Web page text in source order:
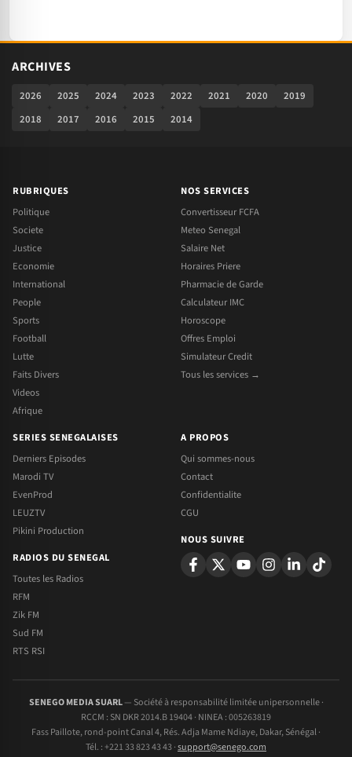
ARCHIVES
2026 2025 2024 2023 2022 2021 2020
2019
2018
2017 2016 2015 2014
RUBRIQUES
Politique
Societe
Justice
Economie
International
People
Sports
Football
Lutte
Faits Divers
Videos
Afrique
NOS SERVICES
Convertisseur FCFA
Meteo Senegal
Salaire Net
Horaires Priere
Pharmacie de Garde
Calculateur IMC
Horoscope
Offres Emploi
Simulateur Credit
Tous les services →
SERIES SENEGALAISES
Derniers Episodes
Marodi TV
EvenProd
LEUZTV
Pikini Production
RADIOS DU SENEGAL
Toutes les Radios
RFM
Zik FM
Sud FM
RTS RSI
A PROPOS
Qui sommes-nous
Contact
Confidentialite
CGU
NOUS SUIVRE
SENEGO MEDIA SUARL— Société à responsabilité limitée unipersonnelle ·
RCCM : SN DKR 2014.B 19404 · NINEA : 005263819
Fass Paillote, rond-point Canal 4, Rés. Adja Mame Ndiaye, Dakar, Sénégal ·
Tél. : +221 33 823 43 43 ·support@senego.com